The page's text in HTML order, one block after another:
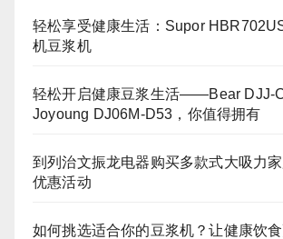
轻松享受健康生活：Supor
机豆浆机
轻松开启健康豆浆生活——Bear
Joyoung DJ06M‑D53，你值得拥有
到列治文振龙电器购买多款式大吸力
优惠活动
如何挑选适合你的豆浆机？让健康饮食